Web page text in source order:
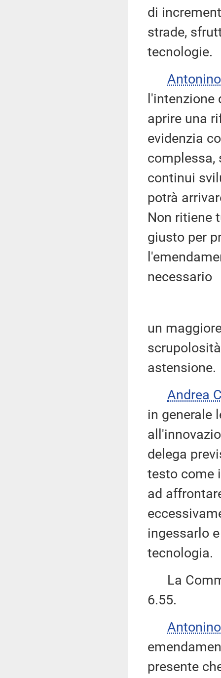
di
strade,
tecnologie.
aprire una
evidenzia
complessa,
continui
potrà
Non ritiene
giusto per
necessario
un
astensione.
Andrea
in generale
delega
testo come
ad
ingessarlo
tecnologia.
La
6.55.
presente